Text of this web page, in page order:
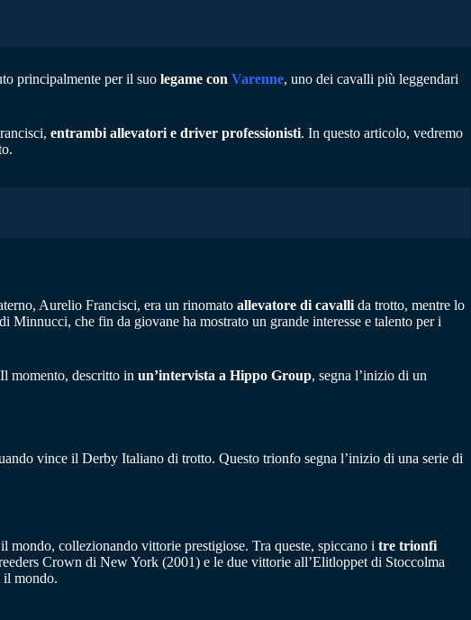
principalmente per il suo legame con Varenne, uno dei cavalli più leggendari
entrambi allevatori e driver professionisti. In questo articolo, vedremo
Aurelio Francisci, era un rinomato allevatore di cavalli da trotto, mentre lo
che fin da giovane ha mostrato un grande interesse e talento per i
momento, descritto in un’intervista a Hippo Group, segna l’inizio di un
vince il Derby Italiano di trotto. Questo trionfo segna l’inizio di una serie di
collezionando vittorie prestigiose. Tra queste, spiccano i tre trionfi
Crown di New York (2001) e le due vittorie all’Elitloppet di Stoccolma
il mondo.